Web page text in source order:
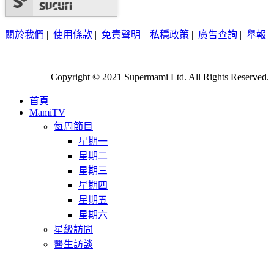
關於我們 | 使用條款 | 免責聲明 | 私穩政策 | 廣告查詢 | 舉報
Copyright © 2021 Supermami Ltd. All Rights Reserved.
首頁
MamiTV
每周節目
星期一
星期二
星期三
星期四
星期五
星期六
星級訪問
醫生訪談